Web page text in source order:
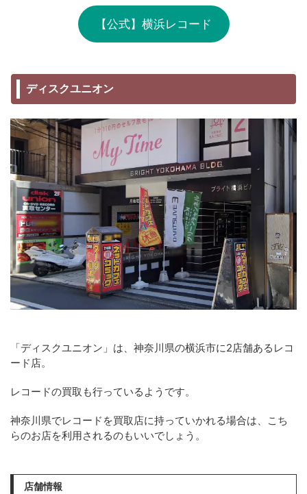
【公式】横浜レコード
ディスクユニオン
「ディスクユニオン」は、神奈川県の横浜市に2店舗あるレコ
ード店。
レコードの買取も行っているようです。
神奈川県でレコードを買取店に持っていかれる場合は、こち
らのお店を利用されるのもいいでしょう。
店舗情報